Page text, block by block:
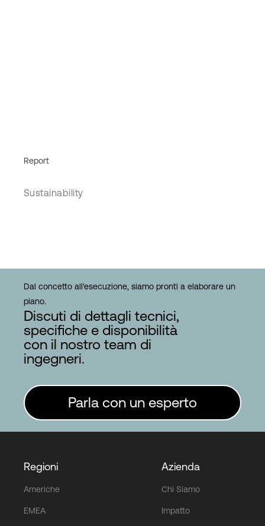
Report
Sustainability
Dal concetto all'esecuzione, siamo pronti a elaborare un
piano.
Discuti di dettagli tecnici,
specifiche e disponibilità
con il nostro team di
ingegneri.
Parla con un esperto
Regioni
Americhe
EMEA
Azienda
Chi Siamo
Impatto